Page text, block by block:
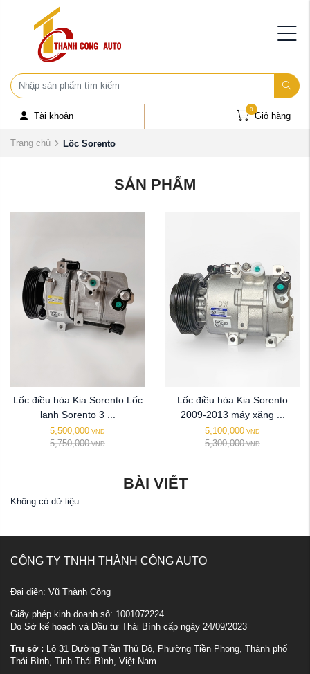
Tài khoản Giỏ hàng
0
Trang chủ Lốc Sorento
SẢN PHẨM
Lốc điều hòa Kia Sorento Lốc
lạnh Sorento 3 ...
5,500,000 VND
5,750,000 VND
Lốc điều hòa Kia Sorento
2009-2013 máy xăng ...
5,100,000 VND
5,300,000 VND
BÀI VIẾT
Không có dữ liệu
CÔNG TY TNHH THÀNH CÔNG AUTO
Đại diện: Vũ Thành Công
Giấy phép kinh doanh số: 1001072224
Do Sở kế hoạch và Đầu tư Thái Bình cấp ngày 24/09/2023
Trụ sở : Lô 31 Đường Trần Thủ Độ, Phường Tiền Phong, Thành phố
Thái Bình, Tỉnh Thái Bình, Việt Nam